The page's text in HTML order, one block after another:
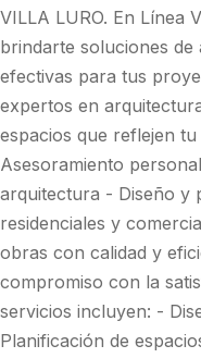
VILLA LURO. En Línea
brindarte soluciones
efectivas para tus
expertos en
espacios que reflejen
Asesoramiento
arquitectura - Diseño y
residenciales y
obras con calidad y
compromiso con la
servicios incluyen: -
Planificación de